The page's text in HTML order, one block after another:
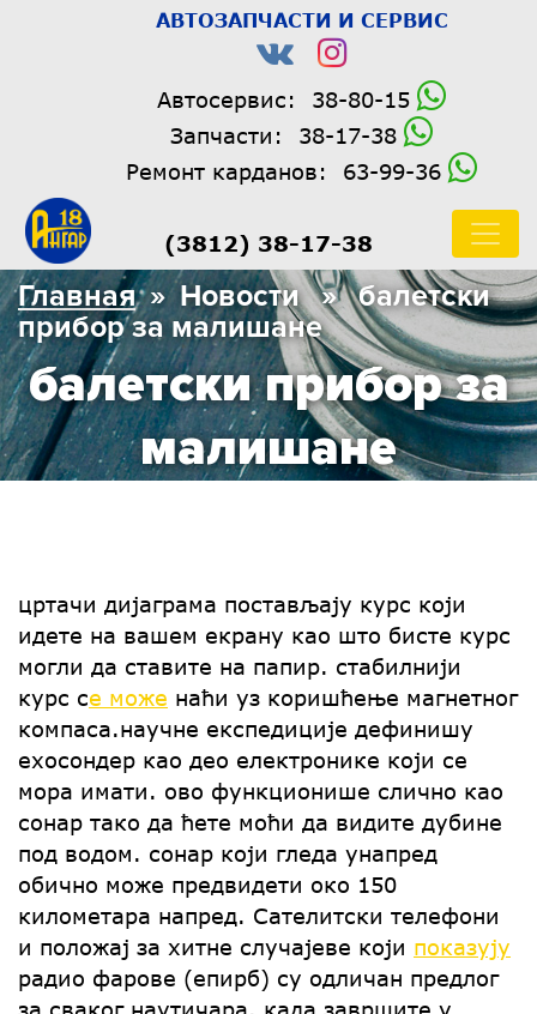
АВТОЗАПЧАСТИ И СЕРВИС
Автосервис:
38-80-15
Запчасти:
38-17-38
Ремонт карданов:
63-99-36
(3812) 38-17-38
балетски прибор за
малишане
Главная» Новости » балетски
прибор за малишане
цртачи дијаграма постављају курс који
идете на вашем екрану као што бисте курс
могли да ставите на папир. стабилнији
курс се може наћи уз коришћење магнетног
компаса.научне експедиције дефинишу
ехосондер као део електронике који се
мора имати. ово функционише слично као
сонар тако да ћете моћи да видите дубине
под водом. сонар који гледа унапред
обично може предвидети око 150
километара напред. Сателитски телефони
и положај за хитне случајеве који показују
радио фарове (епирб) су одличан предлог